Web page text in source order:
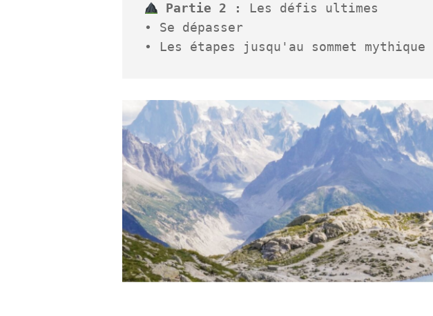
Partie 2 :
Les défis ultimes
• Se dépasser
• Les étapes jusqu'au sommet mythique